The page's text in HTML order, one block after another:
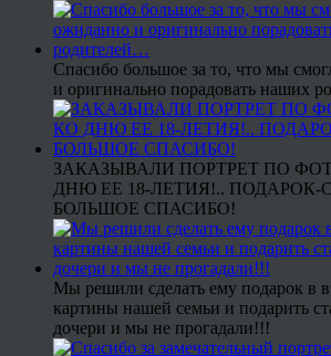
Спасибо большое за то, что мы
и оригинально порадовать наших
ЗАКАЗЫВАЛИ ПОРТРЕТ ПО
ДНЮ ЕЕ 18-ЛЕТИЯ!.. ПОДАРОК-
БОЛЬШОЕ СПАСИБО!
Мы решили сделать ему подарок в
картины нашей семьи и подарить
дочери и мы не прогадали!!!